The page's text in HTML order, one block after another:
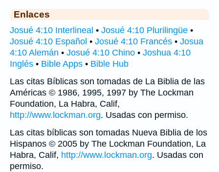
Enlaces
Josué 4:10 Interlineal • Josué 4:10 Plurilingüe •
Josué 4:10 Español • Josué 4:10 Francés • Josua
4:10 Alemán • Josué 4:10 Chino • Joshua 4:10
Inglés • Bible Apps • Bible Hub
Las citas Bíblicas son tomadas de La Biblia de las
Américas © 1986, 1995, 1997 by The Lockman
Foundation, La Habra, Calif,
http://www.lockman.org. Usadas con permiso.
Las citas bíblicas son tomadas Nueva Biblia de los
Hispanos © 2005 by The Lockman Foundation, La
Habra, Calif, http://www.lockman.org. Usadas con
permiso.